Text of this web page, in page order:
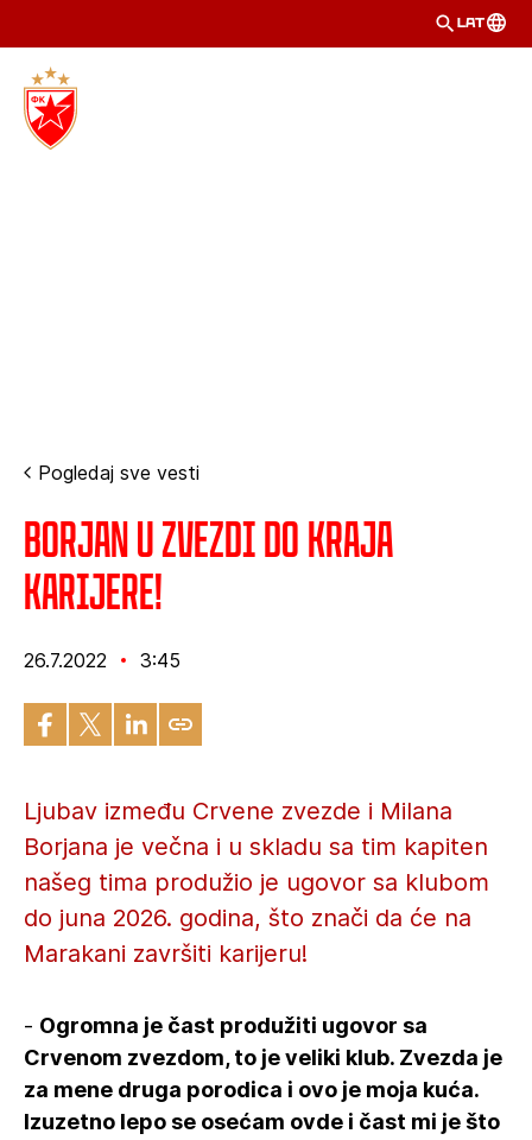
LAT
Pogledaj sve vesti
Borjan u Zvezdi do kraja
karijere!
26.7.2022 3:45
Ljubav između Crvene zvezde i Milana
Borjana je večna i u skladu sa tim kapiten
našeg tima produžio je ugovor sa klubom
do juna 2026. godina, što znači da će na
Marakani završiti karijeru!
- Ogromna je čast produžiti ugovor sa
Crvenom zvezdom, to je veliki klub. Zvezda je
za mene druga porodica i ovo je moja kuća.
Izuzetno lepo se osećam ovde i čast mi je što